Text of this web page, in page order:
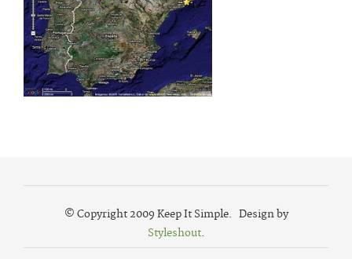
© Copyright 2009 Keep It Simple. Design by
Styleshout.